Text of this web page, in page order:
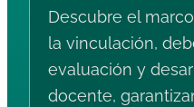
Descubre el
la vinculación,
evaluación y
docente,